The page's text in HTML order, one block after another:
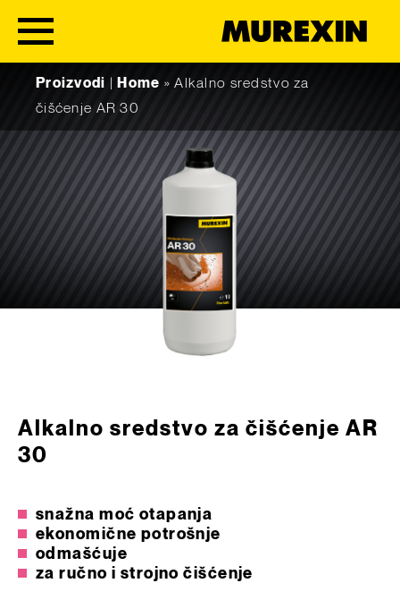
Proizvodi
Home »Alkalno sredstvo za
čišćenje AR 30
Alkalno sredstvo za čišćenje AR
30
snažna moć otapanja
ekonomične potrošnje
odmašćuje
za ručno i strojno čišćenje